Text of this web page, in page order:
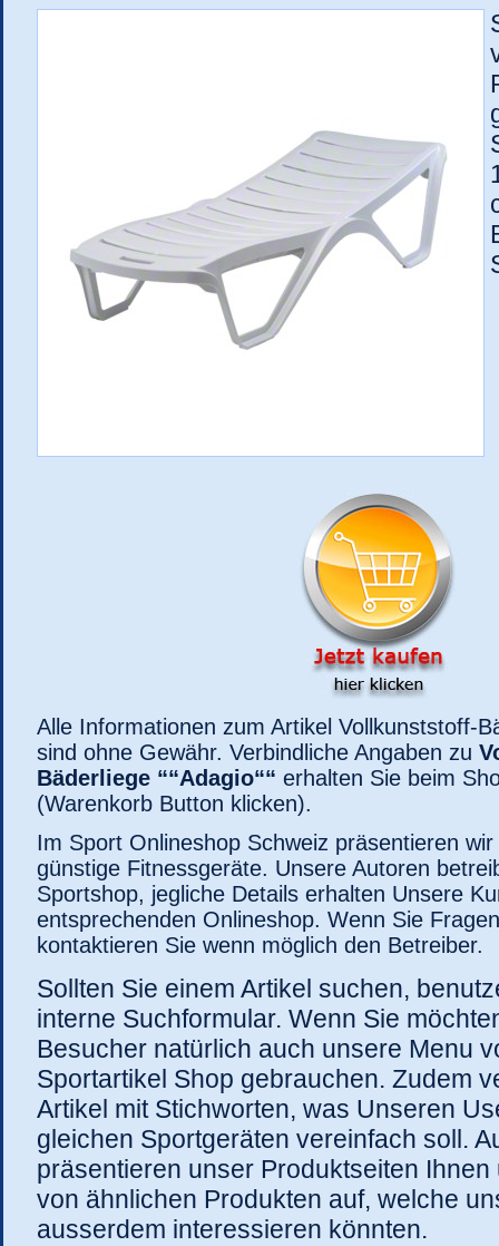
Alle Informationen zum Artikel Vollkunststoff-
sind ohne Gewähr. Verbindliche Angaben zu
Bäderliege ““Adagio““ erhalten Sie beim
(Warenkorb Button klicken).
Im Sport Onlineshop Schweiz präsentieren
günstige Fitnessgeräte. Unsere Autoren
Sportshop, jegliche Details erhalten Unsere
entsprechenden Onlineshop. Wenn Sie
kontaktieren Sie wenn möglich den Betreiber.
Sollten Sie einem Artikel suchen,
interne Suchformular. Wenn Sie
Besucher natürlich auch unsere Menu
Sportartikel Shop gebrauchen. Zudem
Artikel mit Stichworten, was Unseren
gleichen Sportgeräten vereinfach soll.
präsentieren unser Produktseiten Ihnen
von ähnlichen Produkten auf, welche
ausserdem interessieren könnten.